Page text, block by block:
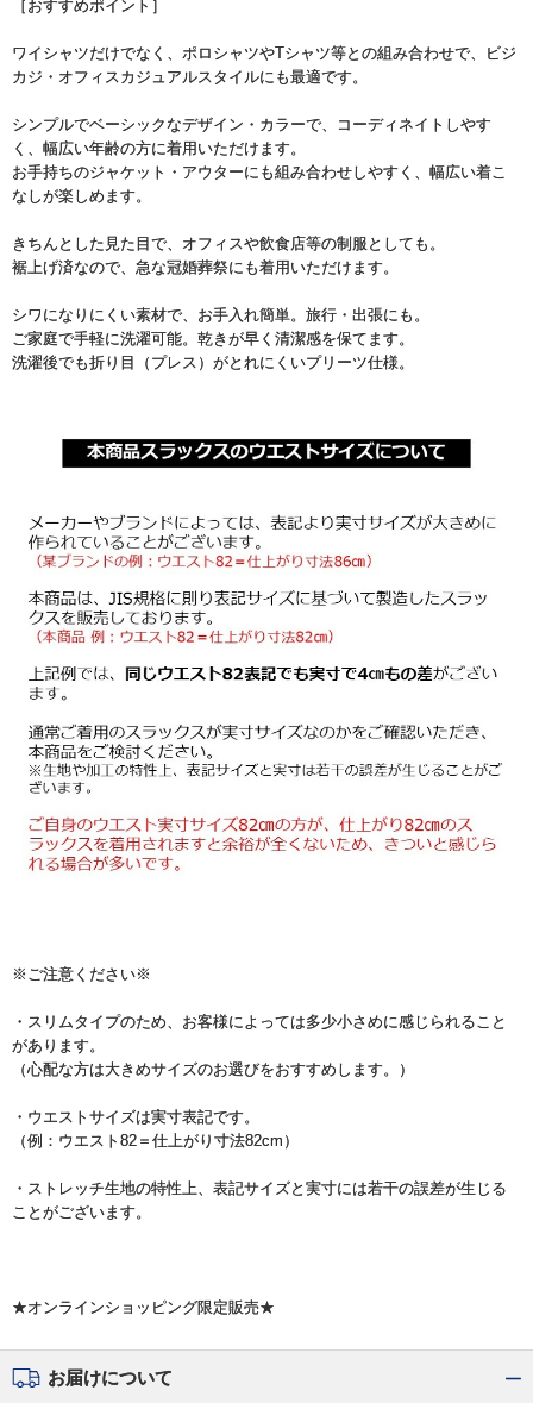
［おすすめポイント］
ワイシャツだけでなく、ポロシャツやTシャツ等との組み合わせで、ビジ
カジ・オフィスカジュアルスタイルにも最適です。
シンプルでベーシックなデザイン・カラーで、コーディネイトしやす
く、幅広い年齢の方に着用いただけます。
お手持ちのジャケット・アウターにも組み合わせしやすく、幅広い着こ
なしが楽しめます。
きちんとした見た目で、オフィスや飲食店等の制服としても。
裾上げ済なので、急な冠婚葬祭にも着用いただけます。
シワになりにくい素材で、お手入れ簡単。旅行・出張にも。
ご家庭で手軽に洗濯可能。乾きが早く清潔感を保てます。
洗濯後でも折り目（プレス）がとれにくいプリーツ仕様。
※ご注意ください※
・スリムタイプのため、お客様によっては多少小さめに感じられること
があります。
（心配な方は大きめサイズのお選びをおすすめします。）
・ウエストサイズは実寸表記です。
（例：ウエスト82＝仕上がり寸法82cm）
・ストレッチ生地の特性上、表記サイズと実寸には若干の誤差が生じる
ことがございます。
★オンラインショッピング限定販売★
お届けについて